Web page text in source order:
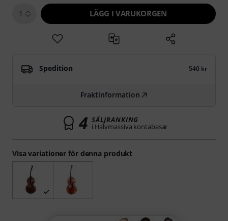
Visa variationer för denna produkt
1 LÄGG I VARUKORGEN
Spedition 540 kr
Fraktinformation
4 SÄLJRANKING
i Halvmassiva kontabasar